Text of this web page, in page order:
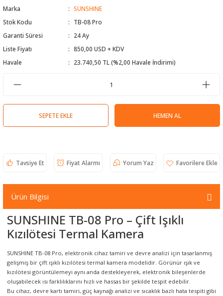
Cihazı
Cihazları
Cihazları
Marka
SUNSHINE
Stok Kodu
TB-08 Pro
Garanti Süresi
24 Ay
Liste Fiyatı
850,00 USD + KDV
Havale
23.740,50 TL (%2,00 Havale İndirimi)
SEPETE EKLE HEMEN AL
Tavsiye Et Fiyat Alarmı Yorum Yaz
Ürün Bilgisi
SUNSHINE TB-08 Pro – Çift Işıklı
Kızılötesi Termal Kamera
SUNSHINE TB-08 Pro, elektronik cihaz tamiri ve devre analizi için tasarlanmış
gelişmiş bir çift ışıklı kızılötesi termal kamera modelidir. Görünür ışık ve
kızılötesi görüntülemeyi aynı anda destekleyerek, elektronik bileşenlerde
oluşabilecek ısı farklılıklarını hızlı ve hassas bir şekilde tespit edebilir.
Bu cihaz, devre kartı tamiri, güç kaynağı analizi ve sıcaklık bazlı hata tespiti gibi